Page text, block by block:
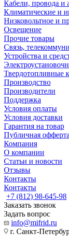
Кабели, провода и
Климатические и
Низковольтное и
Освещение
Прочие товары
Связь,
Устройства и
Твердотопливные
Производство
Производители
Поддержка
Условия оплаты
Условия доставки
Гарантия на товар
Публичная офферта
Компания
О компании
Статьи и новости
Отзывы
Контакты
Контакты
+7 (812) 98-645-98
Заказать звонок
Задать вопрос
info@mifrid.ru
г. Санкт-